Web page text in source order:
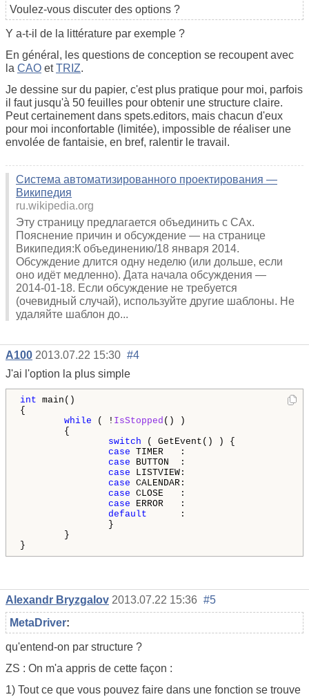
Voulez-vous discuter des options ?
Y a-t-il de la littérature par exemple ?
En général, les questions de conception se recoupent avec
la CAO etTRIZ.
Je dessine sur du papier, c'est plus pratique pour moi, parfois
il faut jusqu'à 50 feuilles pour obtenir une structure claire.
Peut certainement dans spets.editors, mais chacun d'eux
pour moi inconfortable (limitée), impossible de réaliser une
envolée de fantaisie, en bref, ralentir le travail.
Система автоматизированного проектирования —
Википедия
ru.wikipedia.org
Эту страницу предлагается объединить с CAx.
Пояснение причин и обсуждение — на странице
Википедия:К объединению/18 января 2014.
Обсуждение длится одну неделю (или дольше, если
оно идёт медленно). Дата начала обсуждения —
2014-01-18. Если обсуждение не требуется
(очевидный случай), используйте другие шаблоны. Не
удаляйте шаблон до...
A100 2013.07.22 15:30 #4
J'ai l'option la plus simple
int main()
{
while ( ! IsStopped () )
{
switch ( GetEvent() ) {
case TIMER   :
case BUTTON  :
case LISTVIEW:
case CALENDAR:
case CLOSE   :
case ERROR   :
default :
}
}
Alexandr Bryzgalov 2013.07.22 15:36 #5
MetaDriver:
qu'entend-on par structure ?
ZS : On m'a appris de cette façon :
1) Tout ce que vous pouvez faire dans une fonction se trouve